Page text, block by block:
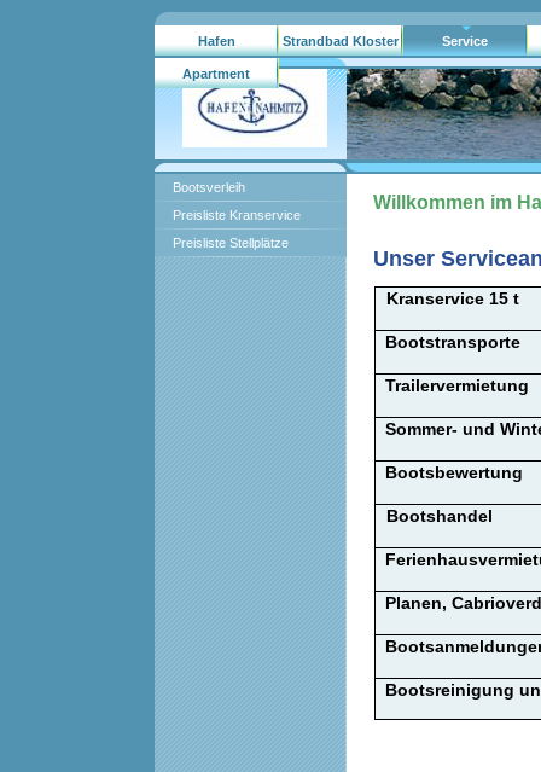
Hafen
Nahmitz/gebrauchtboote.ag
Strandbad Kloster
Lehnin
Service
Apartment
Hausboote
Bootsverleih
Preisliste Kranservice
Preisliste Stellplätze
Willkommen im
Unser
Kranservice 15 t
Bootstransporte
Trailervermietung
Sommer- und
Bootsbewertung
Bootshandel
Planen,
Bootsreinigung